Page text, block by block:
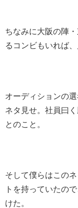
ちなみに大阪の陣
るコンビもいれば
オーディションの
ネタ見せ。社員曰
とのこと。
そして僕らはこの
トを持っていたの
けた。